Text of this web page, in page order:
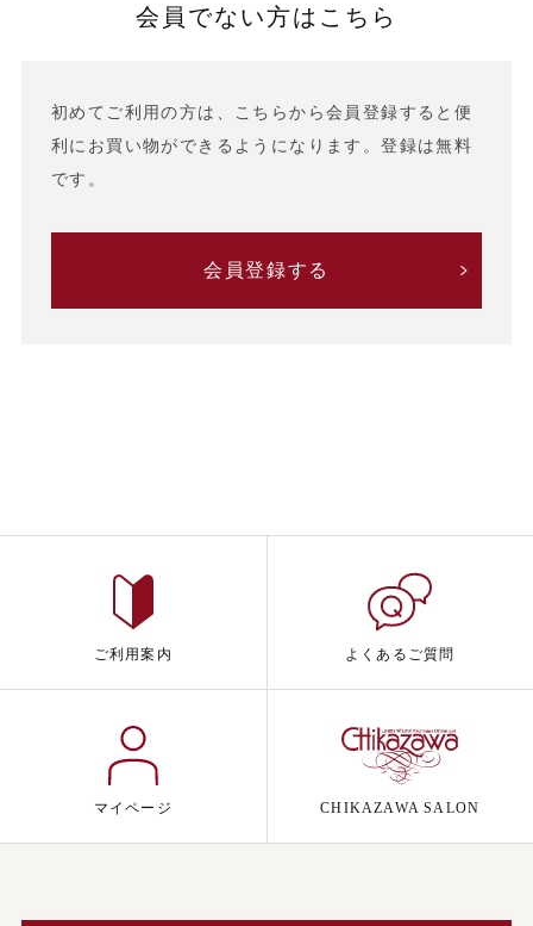
会員でない方はこちら
初めてご利用の方は、こちらから会員登録すると便
利にお買い物ができるようになります。登録は無料
です。
会員登録する
ご利用案内 よくあるご質問
マイページ CHIKAZAWA SALON